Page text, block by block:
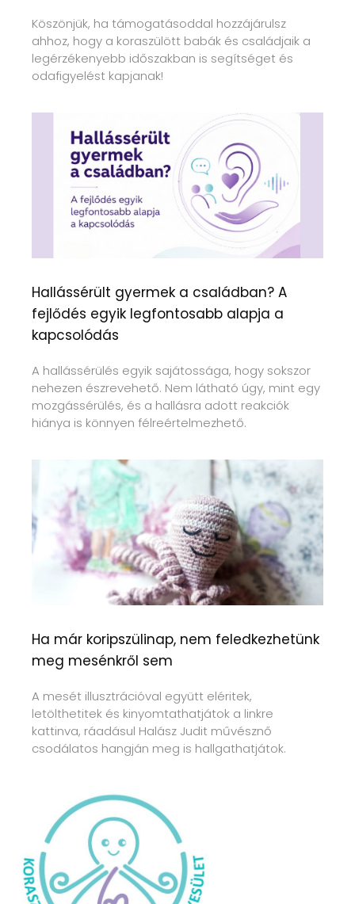
Köszönjük, ha támogatásoddal hozzájárulsz
ahhoz, hogy a koraszülött babák és családjaik a
legérzékenyebb időszakban is segítséget és
odafigyelést kapjanak!
Hallássérült gyermek a családban? A
fejlődés egyik legfontosabb alapja a
kapcsolódás
A hallássérülés egyik sajátossága, hogy sokszor
nehezen észrevehető. Nem látható úgy, mint egy
mozgássérülés, és a hallásra adott reakciók
hiánya is könnyen félreértelmezhető.
Ha már koripszülinap, nem feledkezhetünk
meg mesénkről sem
A mesét illusztrációval együtt eléritek,
letölthetitek és kinyomtathatjátok a linkre
kattinva, ráadásul Halász Judit művésznő
csodálatos hangján meg is hallgathatjátok.